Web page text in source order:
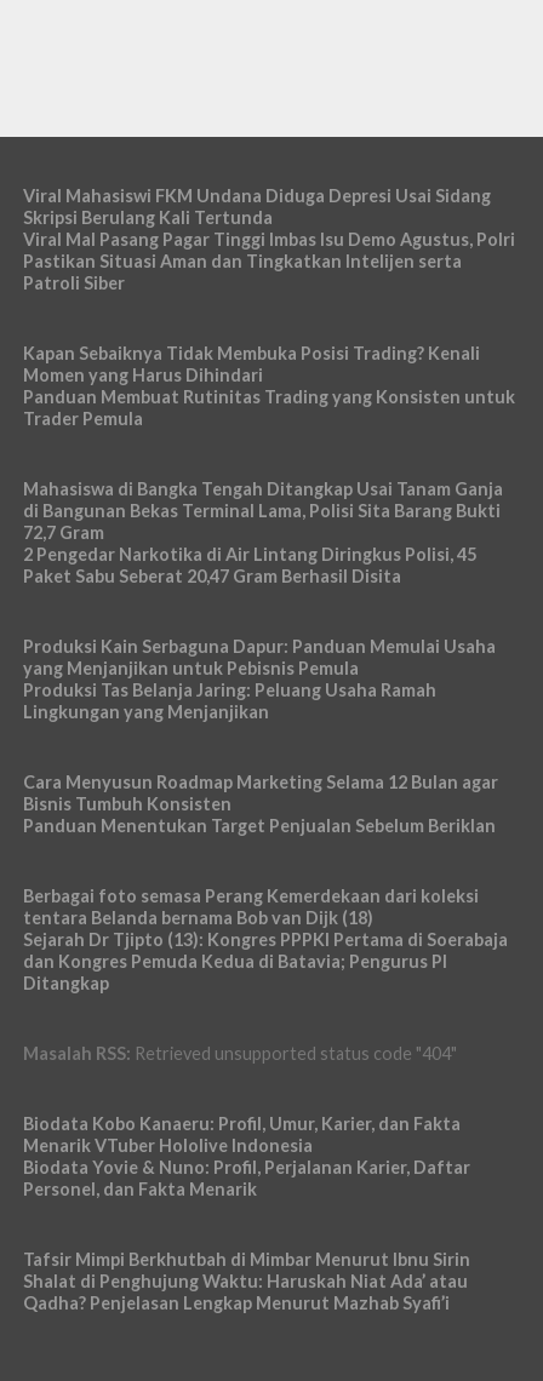
Viral Mahasiswi FKM Undana Diduga Depresi Usai Sidang
Skripsi Berulang Kali Tertunda
Viral Mal Pasang Pagar Tinggi Imbas Isu Demo Agustus, Polri
Pastikan Situasi Aman dan Tingkatkan Intelijen serta
Patroli Siber
Kapan Sebaiknya Tidak Membuka Posisi Trading? Kenali
Momen yang Harus Dihindari
Panduan Membuat Rutinitas Trading yang Konsisten untuk
Trader Pemula
Mahasiswa di Bangka Tengah Ditangkap Usai Tanam Ganja
di Bangunan Bekas Terminal Lama, Polisi Sita Barang Bukti
72,7 Gram
2 Pengedar Narkotika di Air Lintang Diringkus Polisi, 45
Paket Sabu Seberat 20,47 Gram Berhasil Disita
Produksi Kain Serbaguna Dapur: Panduan Memulai Usaha
yang Menjanjikan untuk Pebisnis Pemula
Produksi Tas Belanja Jaring: Peluang Usaha Ramah
Lingkungan yang Menjanjikan
Cara Menyusun Roadmap Marketing Selama 12 Bulan agar
Bisnis Tumbuh Konsisten
Panduan Menentukan Target Penjualan Sebelum Beriklan
Berbagai foto semasa Perang Kemerdekaan dari koleksi
tentara Belanda bernama Bob van Dijk (18)
Sejarah Dr Tjipto (13): Kongres PPPKI Pertama di Soerabaja
dan Kongres Pemuda Kedua di Batavia; Pengurus PI
Ditangkap
Masalah RSS: Retrieved unsupported status code "404"
Biodata Kobo Kanaeru: Profil, Umur, Karier, dan Fakta
Menarik VTuber Hololive Indonesia
Biodata Yovie & Nuno: Profil, Perjalanan Karier, Daftar
Personel, dan Fakta Menarik
Tafsir Mimpi Berkhutbah di Mimbar Menurut Ibnu Sirin
Shalat di Penghujung Waktu: Haruskah Niat Ada’ atau
Qadha? Penjelasan Lengkap Menurut Mazhab Syafi’i